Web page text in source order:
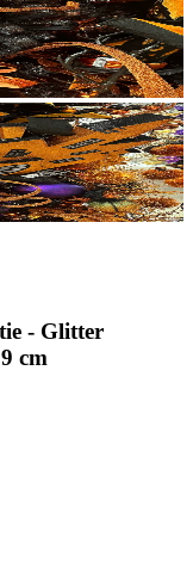
- Glitter
cm